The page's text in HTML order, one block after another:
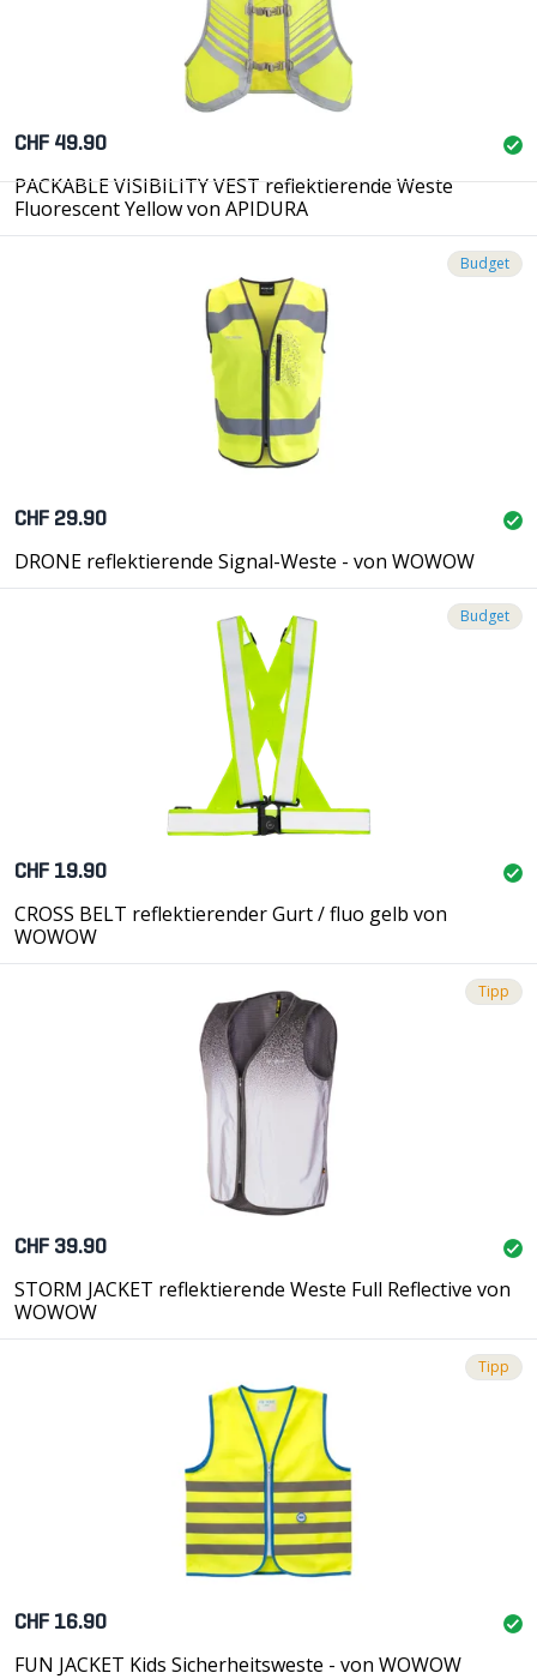
CHF 49.90
PACKABLE VISIBILITY VEST reflektierende Weste
Fluorescent Yellow von APIDURA
Budget
CHF 29.90
DRONE reflektierende Signal-Weste - von WOWOW
Budget
CHF 19.90
CROSS BELT reflektierender Gurt / fluo gelb von
WOWOW
Tipp
CHF 39.90
STORM JACKET reflektierende Weste Full Reflective von
WOWOW
Tipp
CHF 16.90
FUN JACKET Kids Sicherheitsweste - von WOWOW